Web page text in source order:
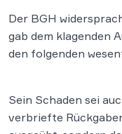
Der BGH
gab dem klagenden
den folgenden
Sein Schaden sei
verbriefte